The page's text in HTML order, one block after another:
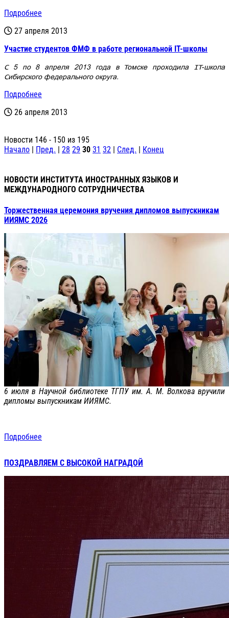
Подробнее
27 апреля 2013
Участие студентов ФМФ в работе региональной IT-школы
С 5 по 8 апреля 2013 года в Томске проходила IT-школа
Сибирского федерального округа.
Подробнее
26 апреля 2013
Новости 146 - 150 из 195
Начало | Пред. | 28 29 30 31 32 | След. | Конец
НОВОСТИ ИНСТИТУТА ИНОСТРАННЫХ ЯЗЫКОВ И
МЕЖДУНАРОДНОГО СОТРУДНИЧЕСТВА
Торжественная церемония вручения дипломов выпускникам
ИИЯМС 2026
6 июля в Научной библиотеке ТГПУ им. А. М. Волкова вручили
дипломы выпускникам ИИЯМС.
Подробнее
ПОЗДРАВЛЯЕМ С ВЫСОКОЙ НАГРАДОЙ